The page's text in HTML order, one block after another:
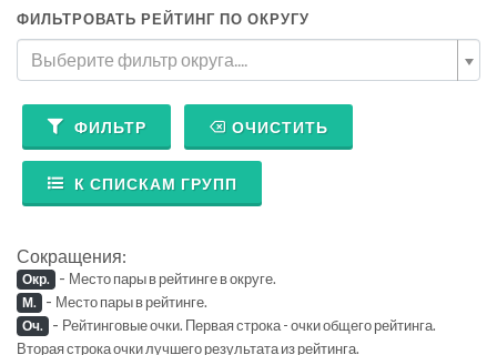
ФИЛЬТРОВАТЬ РЕЙТИНГ ПО ОКРУГУ
Выберите фильтр округа....
ФИЛЬТР ОЧИСТИТЬ
К СПИСКАМ ГРУПП
Сокращения:
Окр. - Место пары в рейтинге в округе.
М. - Место пары в рейтинге.
Оч. - Рейтинговые очки. Первая строка - очки общего рейтинга.
Вторая строка очки лучшего результата из рейтинга.